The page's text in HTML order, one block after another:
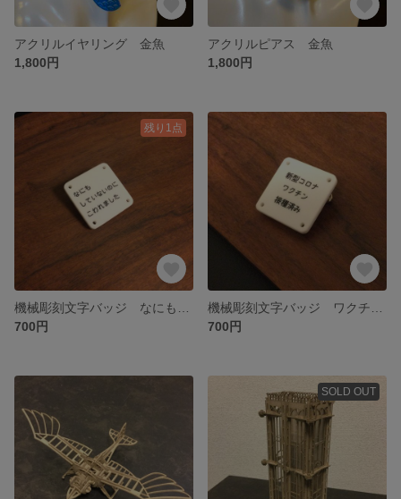
アクリルイヤリング 金魚
1,800円
アクリルピアス 金魚
1,800円
残り1点
700円
700円
SOLD OUT